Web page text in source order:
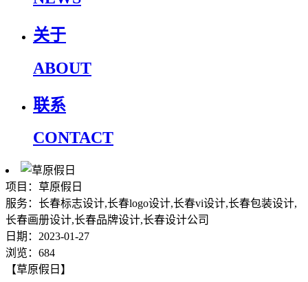
关于
ABOUT
联系
CONTACT
项目：草原假日
服务：长春标志设计,长春logo设计,长春vi设计,长春包装设计,
长春画册设计,长春品牌设计,长春设计公司
日期：2023-01-27
浏览：684
【草原假日】